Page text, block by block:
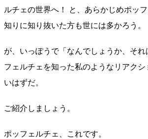
ルチェの世界へ！ と、あらかじめポッ
知りに知り抜いた方も世には多かろう。
が、いっぽうで「なんでしょうか、それ
フェルチェを知った私のようなリアク
いはずだ。
ご紹介しましょう。
ポッフェルチェ、これです。